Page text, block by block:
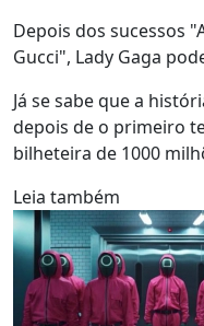
Depois dos sucessos
Gucci", Lady Gaga
Já se sabe que a
depois de o primeiro
bilheteira de 1000
Leia também